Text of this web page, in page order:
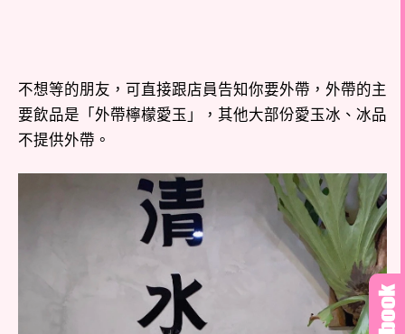
不想等的朋友，可直接跟店員告知你要外帶，外帶的主
要飲品是「外帶檸檬愛玉」，其他大部份愛玉冰、冰品
不提供外帶。